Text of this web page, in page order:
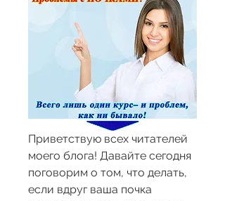
Приветствую всех читателей
моего блога! Давайте сегодня
поговорим о том, что делать,
если вдруг ваша почка